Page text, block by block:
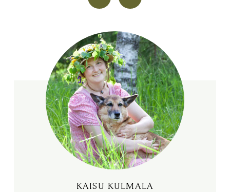
KAISU KULMALA
KAISU KULMALA